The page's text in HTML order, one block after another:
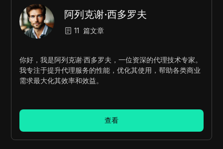
阿列克谢·西多罗夫
11 篇文章
你好，我是阿列克谢·西多罗夫，一位资深的代理技术专家。
我专注于提升代理服务的性能，优化其使用，帮助各类商业
需求最大化其效率和效益。
查看